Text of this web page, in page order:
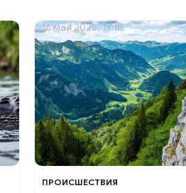
ПРОИСШЕСТВИЯ
16 мая 2025, 19:18